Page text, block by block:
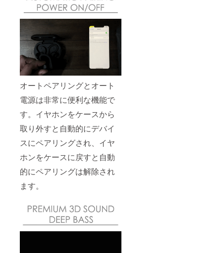
オートペアリングとオート
電源は非常に便利な機能で
す。イヤホンをケースから
取り外すと自動的にデバイ
スにペアリングされ、イヤ
ホンをケースに戻すと自動
的にペアリングは解除され
ます。